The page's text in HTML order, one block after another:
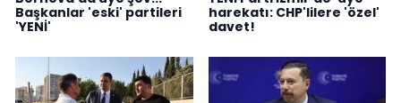
Başkanlar 'eski' partileri
'YENİ'
harekatı: CHP'lilere 'özel'
davet!